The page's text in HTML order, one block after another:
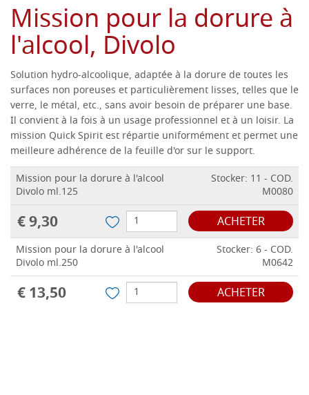
Mission pour la dorure à
l'alcool, Divolo
Solution hydro-alcoolique, adaptée à la dorure de toutes les
surfaces non poreuses et particulièrement lisses, telles que le
verre, le métal, etc., sans avoir besoin de préparer une base.
Il convient à la fois à un usage professionnel et à un loisir. La
mission Quick Spirit est répartie uniformément et permet une
meilleure adhérence de la feuille d'or sur le support.
Mission pour la dorure à l'alcool
Divolo ml.125
Stocker: 11 - COD.
M0080
€ 9,30 ACHETER
Mission pour la dorure à l'alcool
Divolo ml.250
Stocker: 6 - COD.
M0642
€ 13,50 ACHETER